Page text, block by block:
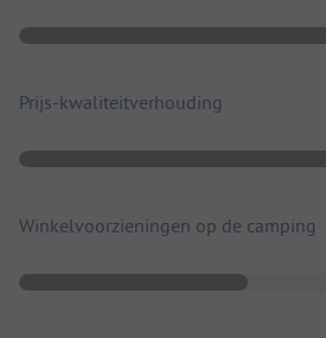
Prijs-kwaliteitverhouding
Winkelvoorzieningen op de camping